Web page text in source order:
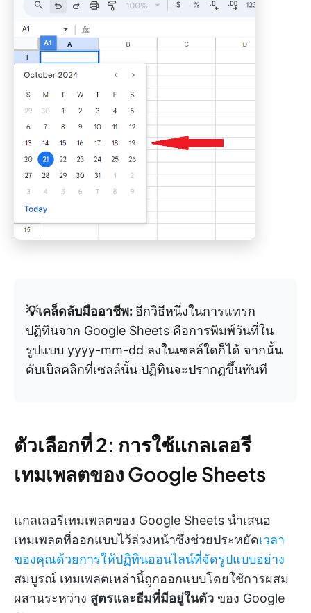
💡เคล็ดลับมืออาชีพ: อีกวิธีหนึ่งในการแทรก
ปฏิทินจาก Google Sheets คือการพิมพ์วันที่ใน
รูปแบบ yyyy-mm-dd ลงในเซลล์ใดก็ได้ จากนั้น
ดับเบิลคลิกที่เซลล์นั้น ปฏิทินจะปรากฏขึ้นทันที
ตัวเลือกที่ 2: การใช้แกลเลอรี
เทมเพลตของ Google Sheets
แกลเลอรีเทมเพลตของ Google Sheets นำเสนอ
เทมเพลตที่ออกแบบไว้ล่วงหน้าซึ่งช่วยประหยัดเวลา
ของคุณด้วยการให้ปฏิทินออนไลน์ที่จัดรูปแบบอย่าง
สมบูรณ์ เทมเพลตเหล่านี้ถูกออกแบบโดยใช้การผสม
ผสานระหว่าง สูตรและธีมที่มีอยู่ในตัว ของ Google